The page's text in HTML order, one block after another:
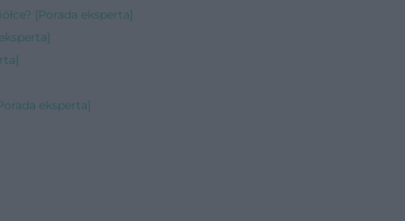
[Porada eksperta]
eksperta]